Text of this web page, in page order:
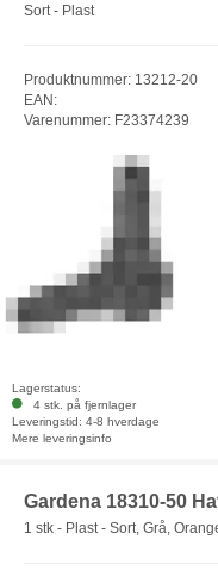
Sort - Plast
Produktnummer: 13212-20
EAN:
Varenummer: F23374239
Lagerstatus:
4 stk. på fjernlager
Leveringstid: 4-8 hverdage
Mere leveringsinfo
Gardena 18310-50
1 stk - Plast - Sort, Grå,